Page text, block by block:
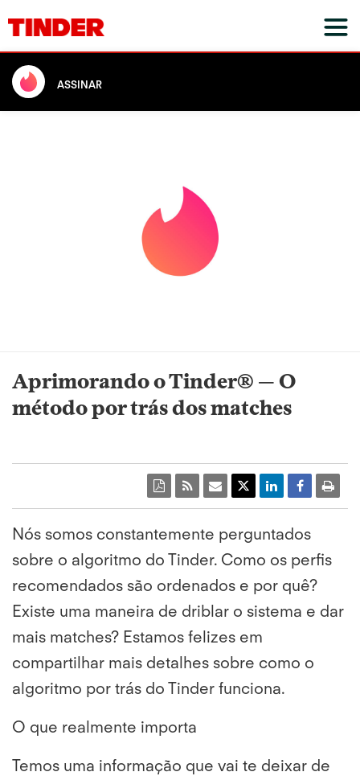
ASSINAR
Aprimorando o Tinder® — O
método por trás dos matches
Nós somos constantemente perguntados
sobre o algoritmo do Tinder. Como os perfis
recomendados são ordenados e por quê?
Existe uma maneira de driblar o sistema e dar
mais matches? Estamos felizes em
compartilhar mais detalhes sobre como o
algoritmo por trás do Tinder funciona.
O que realmente importa
Temos uma informação que vai te deixar de